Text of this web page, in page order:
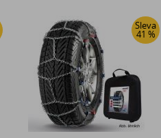
Sleva
41 %